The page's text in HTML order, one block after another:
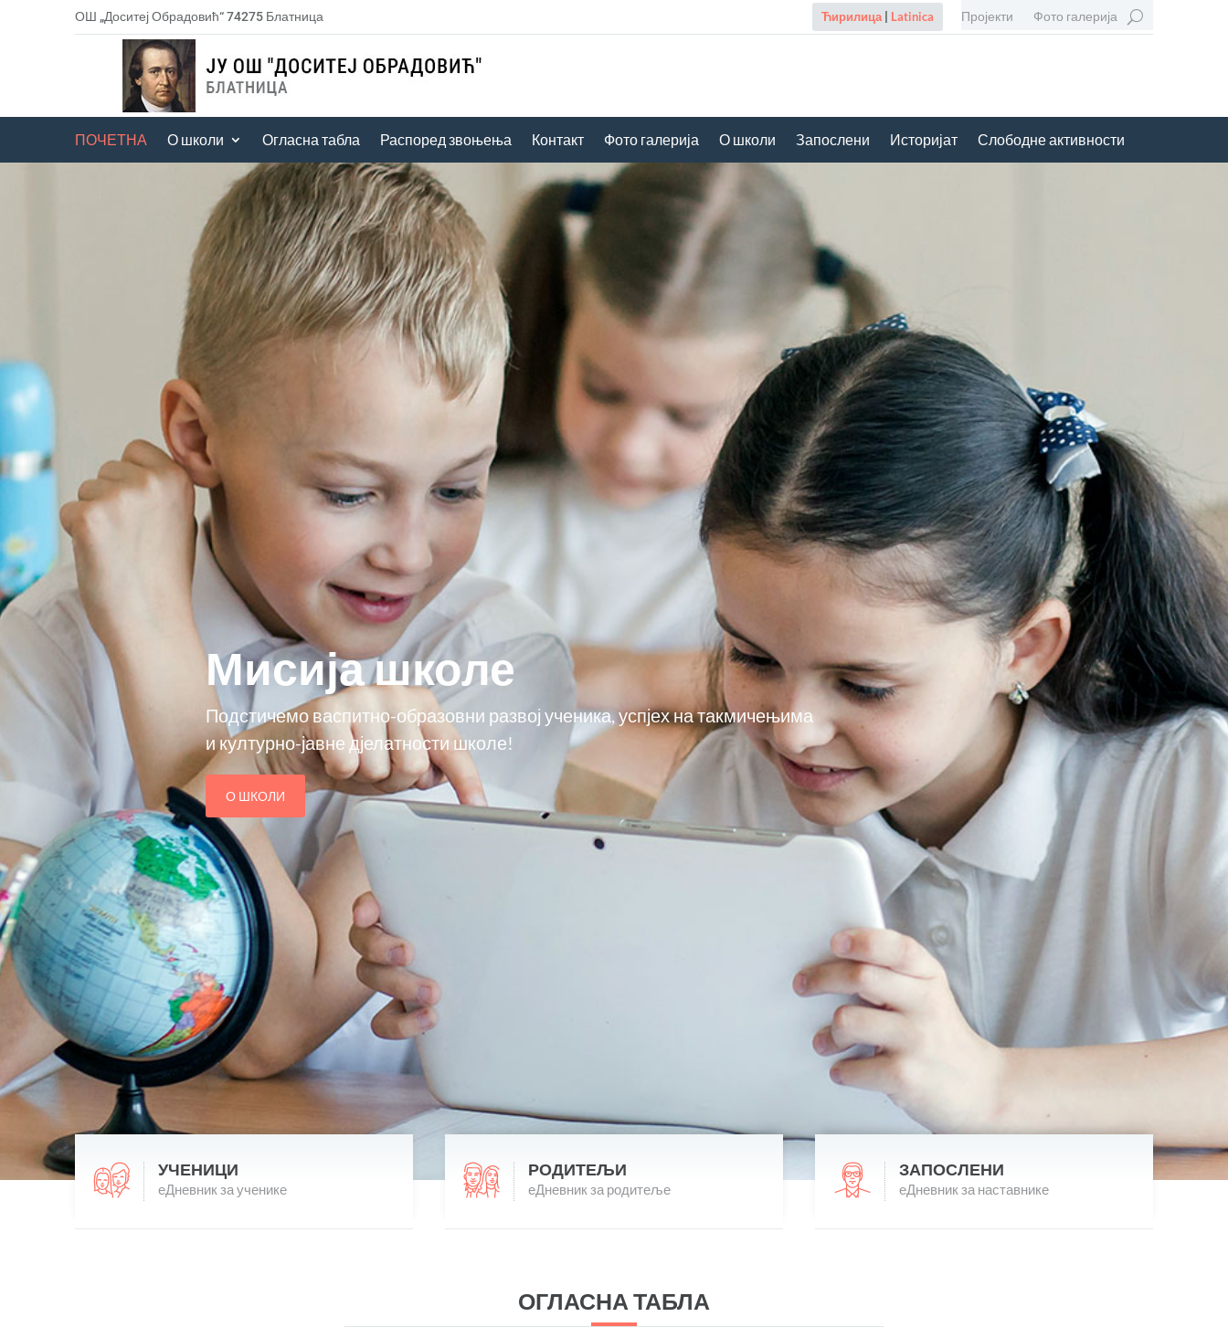
ОШ „Доситеј Обрадовић“ 74275 Блатница Пројекти Фото галерија
Ћирилица| Latinica
ПОЧЕТНА О школи Огласна табла Распоред звоњења Контакт Фото галерија О школи Запослени Историјат Слободне активности
Мисија школе
Подстичемо васпитно-образовни развој ученика, успјех на такмичењима
и културно-јавне дјелатности школе!
О ШКОЛИ
УЧЕНИЦИ
еДневник за ученике
РОДИТЕЉИ
еДневник за родитеље
ЗАПОСЛЕНИ
еДневник за наставнике
ОГЛАСНА ТАБЛА